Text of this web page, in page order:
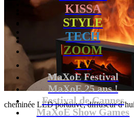
KISSA
STYLE
TECH
ZOOM
TV
MaXoE Festival
MaXoE 25 ans !
Festival de Cannes
MaXoE Show Games
cheminée LED portative, diffuseur